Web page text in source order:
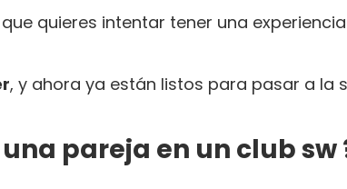
quieres intentar tener una
, y ahora ya están listos para pasar a la
pareja en un club sw